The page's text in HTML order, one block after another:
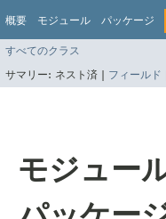
概要 モジュール パッケージ
すべてのクラス
サマリー: ネスト済 | フィールド
モジュー